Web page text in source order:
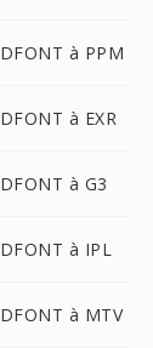
DFONT à PPM
DFONT à EXR
DFONT à G3
DFONT à IPL
DFONT à MTV